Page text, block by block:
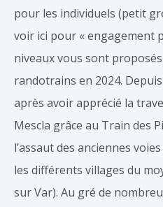
pour les individuels (petit
voir ici pour « engagement
niveaux vous sont
randotrains en 2024.
après avoir apprécié la
Mescla grâce au Train des
l’assaut des anciennes
les différents villages du
sur Var). Au gré de